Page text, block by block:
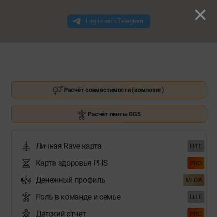
Расчёт совместимости (композит)
Расчёт пенты BG5
Личная Rave карта LITE
Карта здоровья PHS PRO
Денежный профиль MEGA
Роль в команде и семье LITE
Детский отчет PRO
×